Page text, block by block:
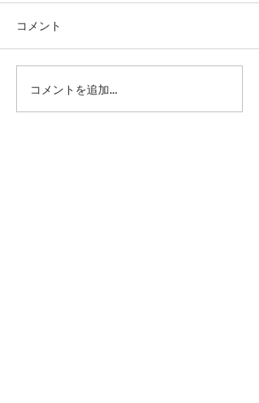
第41回日本クラブユース
サッカー選手権（U-15）
コメント
コメントを追加…